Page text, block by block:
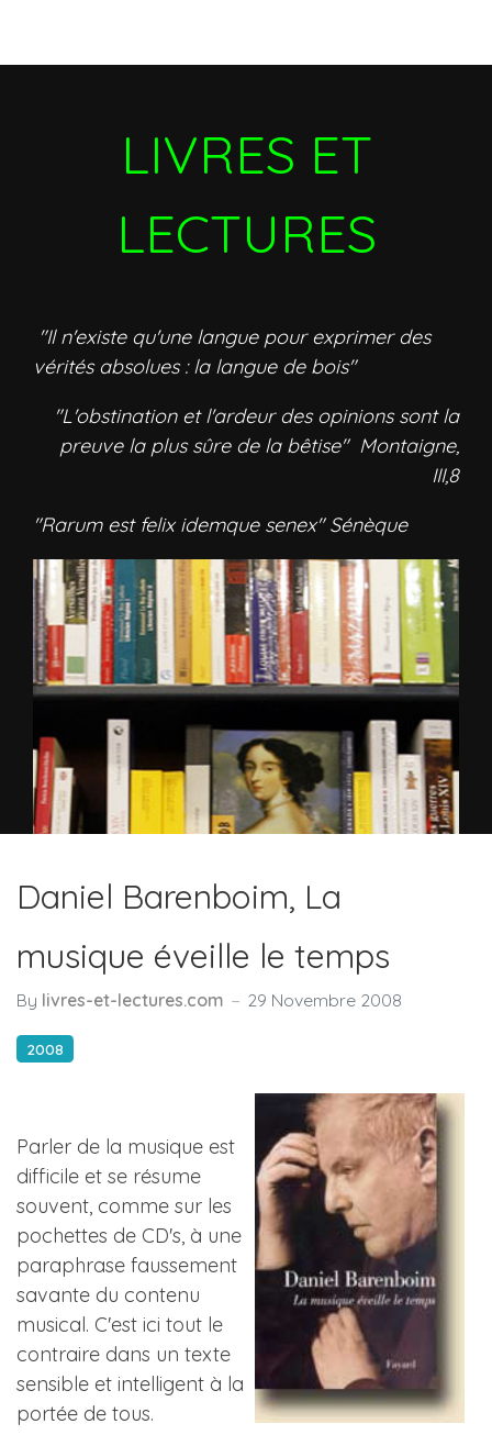
LIVRES ET
LECTURES
"Il n'existe qu'une langue pour exprimer des
vérités absolues : la langue de bois"
"L'obstination et l'ardeur des opinions sont la
preuve la plus sûre de la bêtise" Montaigne,
III,8
"Rarum est felix idemque senex" Sénèque
Daniel Barenboim, La
musique éveille le temps
By livres-et-lectures.com 29 Novembre 2008
2008
Parler de la musique est
difficile et se résume
souvent, comme sur les
pochettes de CD's, à une
paraphrase faussement
savante du contenu
musical. C'est ici tout le
contraire dans un texte
sensible et intelligent à la
portée de tous.